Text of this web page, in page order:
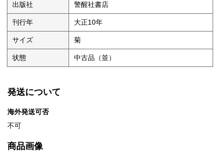
出版社 警醒社書店
刊行年 大正10年
サイズ 菊
状態 中古品（並）
発送について
海外発送可否
不可
商品画像